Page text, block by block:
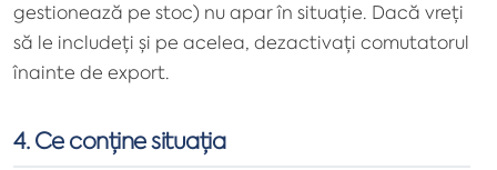
gestionează pe stoc) nu apar în situație. Dacă vreți
să le includeți și pe acelea, dezactivați comutatorul
înainte de export.
4. Ce conține situația